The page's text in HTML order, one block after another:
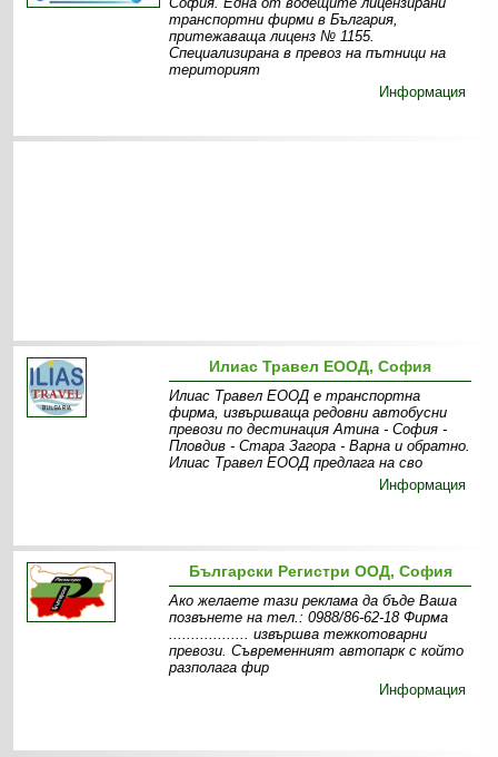
транспортни фирми в България,
притежаваща лиценз № 1155.
Специализирана в превоз на пътници на
територият
Информация
Илиас Травел ЕООД, София
Илиас Травел ЕООД е транспортна
фирма, извършваща редовни автобусни
превози по дестинация Атина - София -
Пловдив - Стара Загора - Варна и обратно.
Илиас Травел ЕООД предлага на сво
Информация
Български Регистри ООД, София
Ако желаете тази реклама да бъде Ваша
позвънете на тел.: 0988/86-62-18 Фирма
.................. извършва тежкотоварни
превози. Съвременният автопарк с който
разполага фир
Информация